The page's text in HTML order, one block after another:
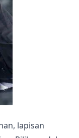
lapisan